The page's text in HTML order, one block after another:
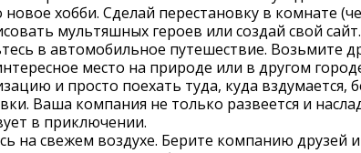
новое хобби. Сделай перестановку в комнате
мультяшных героев или создай свой сайт.
в автомобильное путешествие. Возьмите
место на природе или в другом
и просто поехать туда, куда вздумается,
Ваша компания не только развеется и
в приключении.
на свежем воздухе. Берите компанию друзей